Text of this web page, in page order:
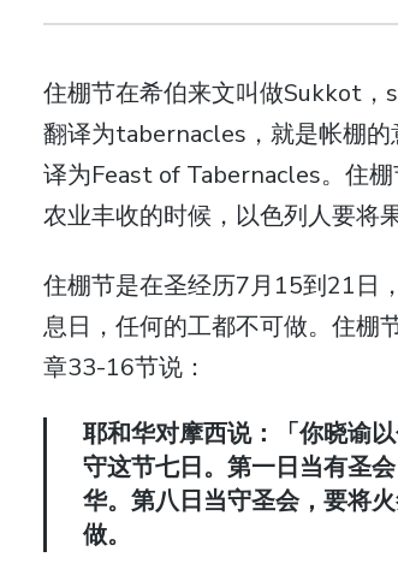
住棚节在希伯来文叫做Sukkot
翻译为tabernacles，就是帐棚
译为Feast of Tabernacles。住
农业丰收的时候，以色列人要将
住棚节是在圣经历7月15到21日
息日，任何的工都不可做。住棚
章33-16节说：
耶和华对摩西说：「你晓谕
守这节七日。第一日当有圣
华。第八日当守圣会，要将
做。